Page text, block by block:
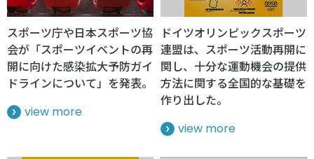
スポーツ庁や日本スポーツ協
会が「スポーツイベントの再
開に向けた感染拡大予防ガイ
ドラインについて」を発表。
view more
ドイツオリンピックスポーツ
連盟は、スポーツ活動再開に
関し、十分な運動機会の提供
方法に関する全国的な基礎を
作り出した。
view more